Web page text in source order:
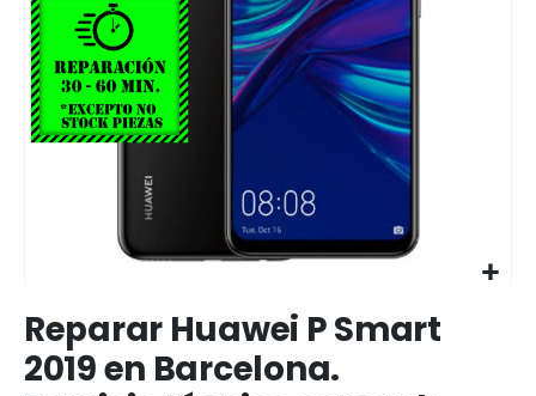
al
comienzo
de
Reparar Huawei P Smart
2019 en Barcelona.